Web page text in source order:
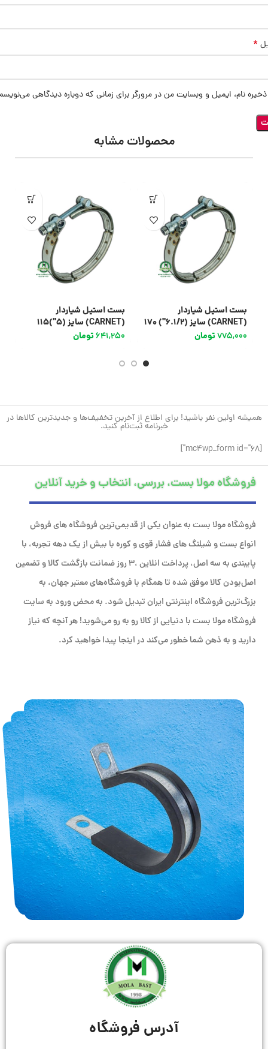
*
ذخیره نام، ایمیل و وبسایت من در مرورگر برای زمانی که دوباره دیدگاهی
محصولات مشابه
بست استیل شیاردار
(CARNET) سایز (6.1/2″) 170
775,000تومان
بست استیل شیاردار
(CARNET) سایز (5″)115
641,250تومان
همیشه اولین نفر باشید! برای اطلاع از آخرین تخفیف‌ها و جدیدترین کالاها در
خبرنامه ثبت‌نام کنید.
[mc4wp_form id="68"]
فروشگاه مولا بست، بررسی، انتخاب و خرید آنلاین
فروشگاه مولا بست به عنوان یکی از قدیمی‌ترین فروشگاه های فروش
انواع بست و شیلنگ های فشار قوی و کوره با بیش از یک دهه تجربه، با
پایبندی به سه اصل، پرداخت انلاین ،۳ روز ضمانت بازگشت کالا و تضمین
اصل‌بودن کالا موفق شده تا همگام با فروشگاه‌های معتبر جهان، به
بزرگ‌ترین فروشگاه اینترنتی ایران تبدیل شود. به محض ورود به سایت
فروشگاه مولا بست با دنیایی از کالا رو به رو می‌شوید! هر آنچه که نیاز
دارید و به ذهن شما خطور می‌کند در اینجا پیدا خواهید کرد.
آدرس فروشگاه